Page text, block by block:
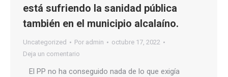
está sufriendo la sanidad pública
también en el municipio alcalaíno.
Uncategorized Por admin
octubre 17, 2022
Deja un comentario
El PP no ha conseguido nada de lo que exigía